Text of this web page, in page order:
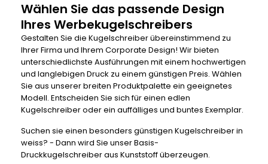
Wählen Sie das passende Design
Ihres Werbekugelschreibers
Gestalten Sie die Kugelschreiber übereinstimmend zu
Ihrer Firma und Ihrem Corporate Design! Wir bieten
unterschiedlichste Ausführungen mit einem hochwertigen
und langlebigen Druck zu einem günstigen Preis. Wählen
Sie aus unserer breiten Produktpalette ein geeignetes
Modell. Entscheiden Sie sich für einen edlen
Kugelschreiber oder ein auffälliges und buntes Exemplar.
Suchen sie einen besonders günstigen Kugelschreiberin
weiss? - Dann wird Sie unser Basis-
Druckkugelschreiber aus Kunststoff überzeugen.